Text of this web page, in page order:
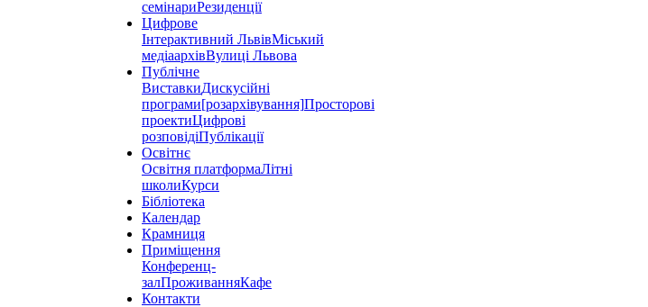
семінариРезиденції
Цифрове
Інтерактивний ЛьвівМіський
медіаархівВулиці Львова
Публічне
ВиставкиДискусійні
програми[розархівування]Просторові
проектиЦифрові
розповідіПублікації
Освітнє
Освітня платформаЛітні
школиКурси
Бібліотека
Календар
Крамниця
Приміщення
Конференц-
залПроживанняКафе
Контакти